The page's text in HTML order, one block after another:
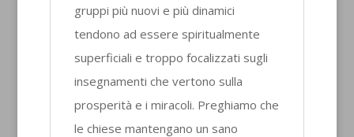
gruppi più nuovi e più dinamici
tendono ad essere spiritualmente
superficiali e troppo focalizzati sugli
insegnamenti che vertono sulla
prosperità e i miracoli. Preghiamo che
le chiese mantengano un sano